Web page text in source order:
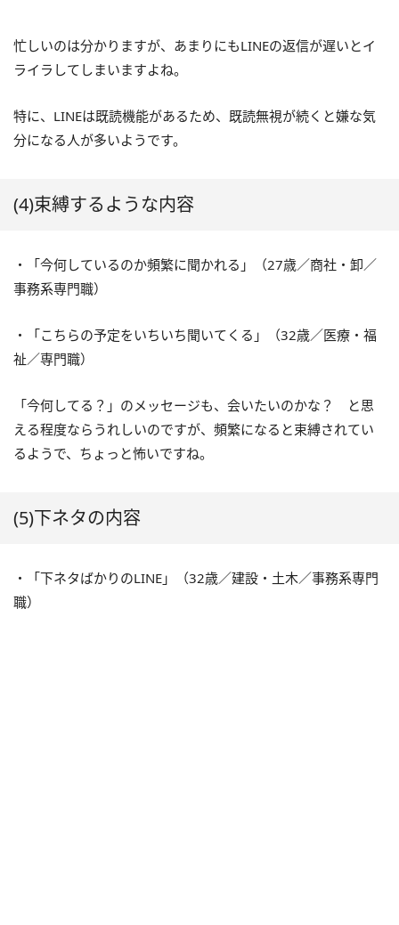
忙しいのは分かりますが、あまりにもLINEの返信が遅いとイ
ライラしてしまいますよね。
特に、LINEは既読機能があるため、既読無視が続くと嫌な気
分になる人が多いようです。
(4)束縛するような内容
・「今何しているのか頻繁に聞かれる」（27歳／商社・卸／
事務系専門職）
・「こちらの予定をいちいち聞いてくる」（32歳／医療・福
祉／専門職）
「今何してる？」のメッセージも、会いたいのかな？ と思
える程度ならうれしいのですが、頻繁になると束縛されてい
るようで、ちょっと怖いですね。
(5)下ネタの内容
・「下ネタばかりのLINE」（32歳／建設・土木／事務系専門
職）